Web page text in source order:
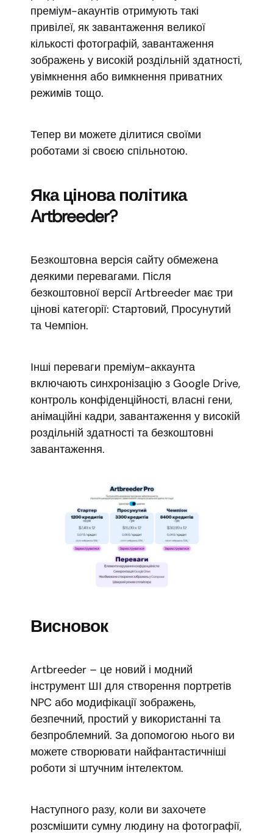
преміум-акаунтів отримують такі
привілеї, як завантаження великої
кількості фотографій, завантаження
зображень у високій роздільній здатності,
увімкнення або вимкнення приватних
режимів тощо.
Тепер ви можете ділитися своїми
роботами зі своєю спільнотою.
Яка цінова політика
Artbreeder?
Безкоштовна версія сайту обмежена
деякими перевагами. Після
безкоштовної версії Artbreeder має три
цінові категорії: Стартовий, Просунутий
та Чемпіон.
Інші переваги преміум-аккаунта
включають синхронізацію з Google Drive,
контроль конфіденційності, власні гени,
анімаційні кадри, завантаження у високій
роздільній здатності та безкоштовні
завантаження.
Висновок
Artbreeder – це новий і модний
інструмент ШІ для створення портретів
NPC або модифікації зображень,
безпечний, простий у використанні та
безпроблемний. За допомогою нього ви
можете створювати найфантастичніші
роботи зі штучним інтелектом.
Наступного разу, коли ви захочете
розсмішити сумну людину на фотографії,